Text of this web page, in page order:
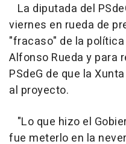
La diputada del
viernes en rueda de
"fracaso" de la
Alfonso Rueda y para
PSdeG de que la
al proyecto.
"Lo que hizo el
fue meterlo en la